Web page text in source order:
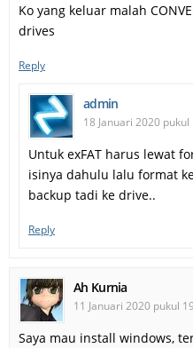
Ko yang keluar malah
drives
Reply
admin
18 Januari 2020 pukul
Untuk exFAT harus lewat
isinya dahulu lalu format
backup tadi ke drive..
Reply
Ah Kurnia
11 Januari 2020 pukul
Saya mau install windows,